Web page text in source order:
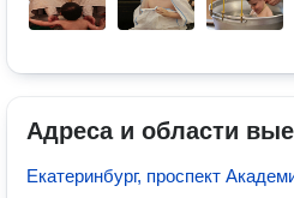
Адреса и области
Екатеринбург, проспект